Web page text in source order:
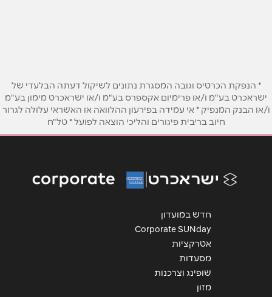
טלפון*
נושא *
הודעה*
* הנפקת הכרטיס וגובה המסגרת נתונים לשיקול דעתה הבלעדי של
ישראכרט בע"מ ו/או פרימיום אקספרס בע"מ ו/או ישראכרט מימון בע"מ
ו/או הבנק המנפיק * אי עמידה בפירעון ההלוואה או האשראי עלולה לגרור
חיוב בריבית פיגורים והליכי הוצאה לפועל * טל"ח
חדש במועדון
Corporate SUNday
אטרקציות
מסעדות
שופינג וצרכנות
מזון